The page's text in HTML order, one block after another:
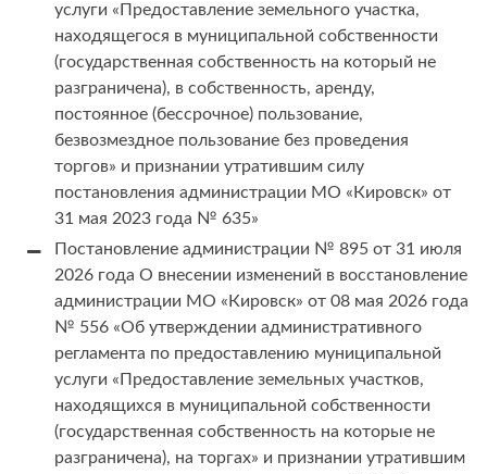
услуги «Предоставление земельного участка,
находящегося в муниципальной собственности
(государственная собственность на который не
разграничена), в собственность, аренду,
постоянное (бессрочное) пользование,
безвозмездное пользование без проведения
торгов» и признании утратившим силу
постановления администрации МО «Кировск» от
31 мая 2023 года № 635»
Постановление администрации № 895 от 31 июля
2026 года О внесении изменений в восстановление
администрации МО «Кировск» от 08 мая 2026 года
№ 556 «Об утверждении административного
регламента по предоставлению муниципальной
услуги «Предоставление земельных участков,
находящихся в муниципальной собственности
(государственная собственность на которые не
разграничена), на торгах» и признании утратившим